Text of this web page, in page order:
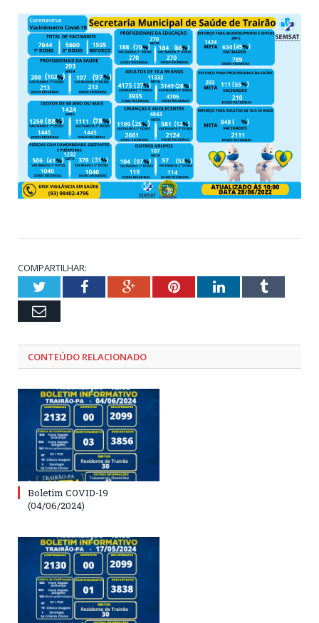
COMPARTILHAR:
TwitterFacebookGoogle+PinterestLinkedInTumblr
Email
CONTEÚDO RELACIONADO
Boletim COVID-19
(04/06/2024)